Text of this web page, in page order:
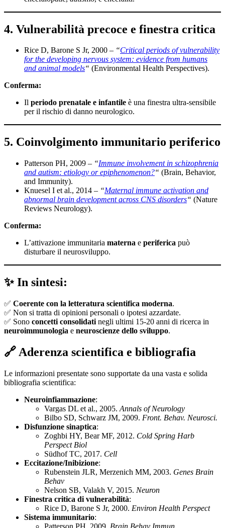
4. Vulnerabilità precoce e finestra critica
Rice D, Barone S Jr, 2000 – “Critical periods of vulnerability
for the developing nervous system: evidence from humans
and animal models“ (Environmental Health Perspectives).
Conferma:
Il periodo prenatale e infantile è una finestra ultra-sensibile
per il rischio di danno neurologico.
5. Coinvolgimento immunitario periferico
Patterson PH, 2009 – “Immune involvement in schizophrenia
and autism: etiology or epiphenomenon?“ (Brain, Behavior,
and Immunity).
Knuesel I et al., 2014 – “Maternal immune activation and
abnormal brain development across CNS disorders“ (Nature
Reviews Neurology).
Conferma:
L’attivazione immunitaria materna e periferica può
disturbare il neurosviluppo.
✨ In sintesi:
✅ Coerente con la letteratura scientifica moderna.
✅ Non si tratta di opinioni personali o ipotesi azzardate.
✅ Sono concetti consolidati negli ultimi 15-20 anni di ricerca in
neuroimmunologia e neuroscienze dello sviluppo.
🔗 Aderenza scientifica e bibliografia
Le informazioni presentate sono supportate da una vasta e solida
bibliografia scientifica:
Neuroinfiammazione:
Vargas DL et al., 2005. Annals of Neurology
Bilbo SD, Schwarz JM, 2009. Front. Behav. Neurosci.
Disfunzione sinaptica:
Zoghbi HY, Bear MF, 2012. Cold Spring Harb
Perspect Biol
Südhof TC, 2017. Cell
Eccitazione/Inibizione:
Rubenstein JLR, Merzenich MM, 2003. Genes Brain
Behav
Nelson SB, Valakh V, 2015. Neuron
Finestra critica di vulnerabilità:
Rice D, Barone S Jr, 2000. Environ Health Perspect
Sistema immunitario:
Patterson PH, 2009. Brain Behav Immun